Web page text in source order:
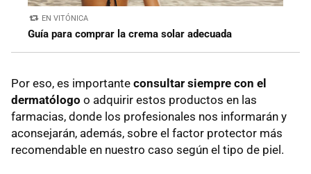
EN VITÓNICA
Guía para comprar la crema solar adecuada
Por eso, es importante consultar siempre con el
dermatólogo o adquirir estos productos en las
farmacias, donde los profesionales nos informarán y
aconsejarán, además, sobre el factor protector más
recomendable en nuestro caso según el tipo de piel.